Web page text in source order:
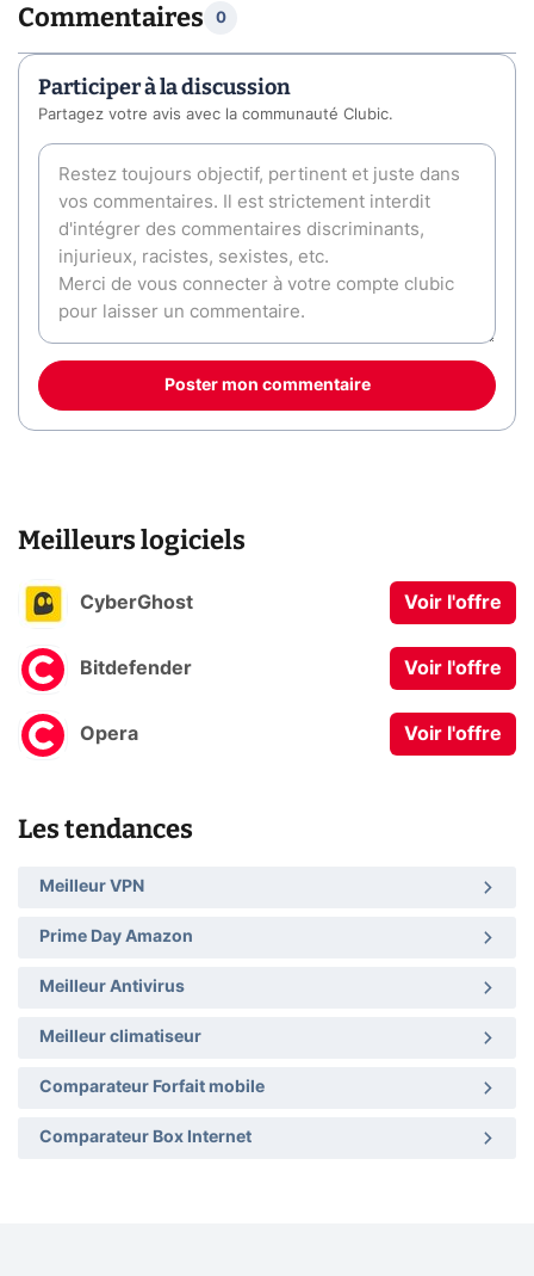
Commentaires 0
Participer à la discussion
Partagez votre avis avec la communauté Clubic.
Poster mon commentaire
Meilleurs logiciels
CyberGhost Voir l'offre
Bitdefender Voir l'offre
Opera Voir l'offre
Les tendances
Meilleur VPN
Prime Day Amazon
Meilleur Antivirus
Meilleur climatiseur
Comparateur Forfait mobile
Comparateur Box Internet